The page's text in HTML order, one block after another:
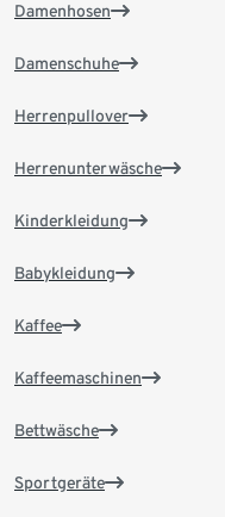
Damenhosen
Damenschuhe
Herrenpullover
Herrenunterwäsche
Kinderkleidung
Babykleidung
Kaffee
Kaffeemaschinen
Bettwäsche
Sportgeräte